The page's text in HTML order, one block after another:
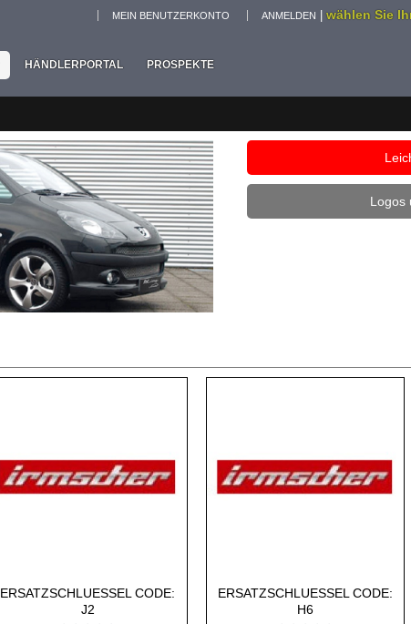
wählen Sie
MEIN BENUTZERKONTO ANMELDEN
HÄNDLERPORTAL PROSPEKTE
Logos
ERSATZSCHLUESSEL CODE:
J2
ERSATZSCHLUESSEL CODE:
H6